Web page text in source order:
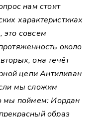
нам стоит
характеристиках
совсем
около
она течёт
цепи Антиливан
мы сложим
мы поймем: Иордан
образ